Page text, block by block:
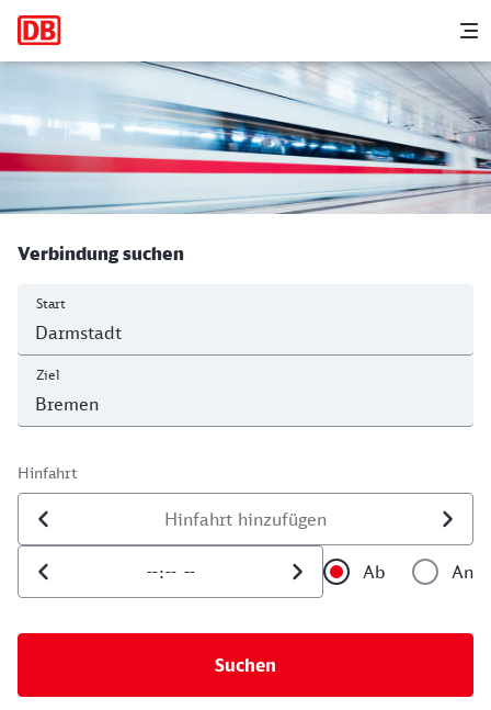
Hauptnavigation
Darmstadt Hbf - Bremen Hbf
Verbindung suchen
Start
Ziel
Hinfahrt
Datum der Hinfahrt
Uhrzeit der Hinfahrt
Ab
An